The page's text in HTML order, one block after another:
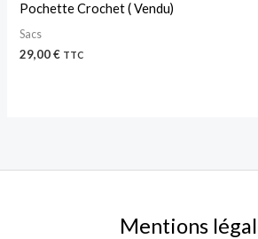
Pochette Crochet ( Vendu)
Sacs
29,00€ TTC
Mentions